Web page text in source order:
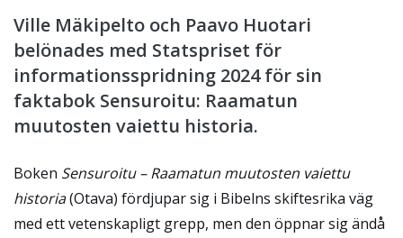
Ville Mäkipelto och Paavo Huotari
belönades med Statspriset för
informationsspridning 2024 för sin
faktabok Sensuroitu: Raamatun
muutosten vaiettu historia.
Boken Sensuroitu – Raamatun muutosten vaiettu
historia(Otava) fördjupar sig i Bibelns skiftesrika väg
med ett vetenskapligt grepp, men den öppnar sig ändå